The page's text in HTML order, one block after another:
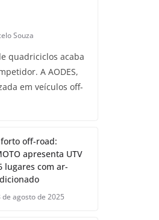
Souza
quadriciclos acaba
A AODES,
em veículos off-
off-road:
apresenta UTV
lugares com ar-
de agosto de 2025